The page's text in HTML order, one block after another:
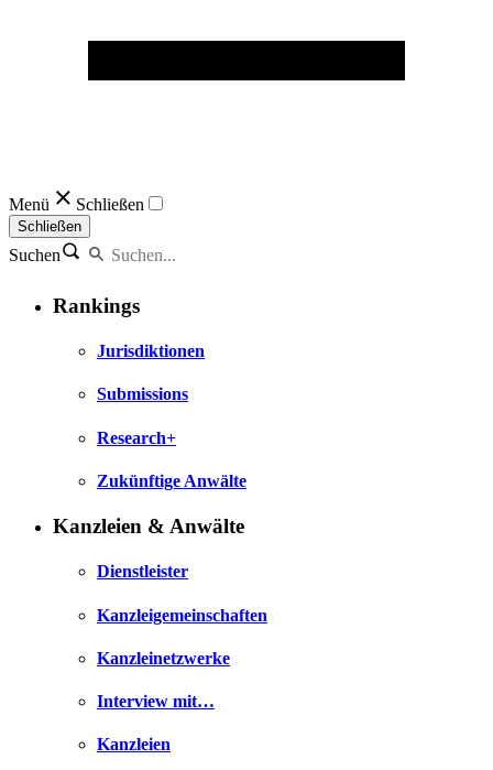
Menü Schließen
Schließen
Suchen
Rankings
Jurisdiktionen
Submissions
Research+
Zukünftige Anwälte
Kanzleien & Anwälte
Dienstleister
Kanzleigemeinschaften
Kanzleinetzwerke
Interview mit…
Kanzleien